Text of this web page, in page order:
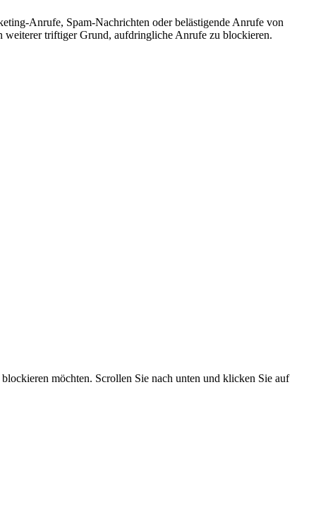
Anrufe, Spam-Nachrichten oder belästigende Anrufe von
weiterer triftiger Grund, aufdringliche Anrufe zu blockieren.
möchten. Scrollen Sie nach unten und klicken Sie auf